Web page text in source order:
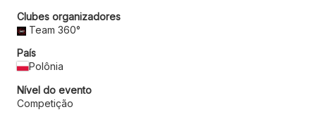
Clubes organizadores
Team 360°
País
Polônia
Nível do evento
Competição